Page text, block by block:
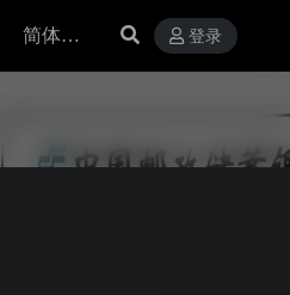
登录